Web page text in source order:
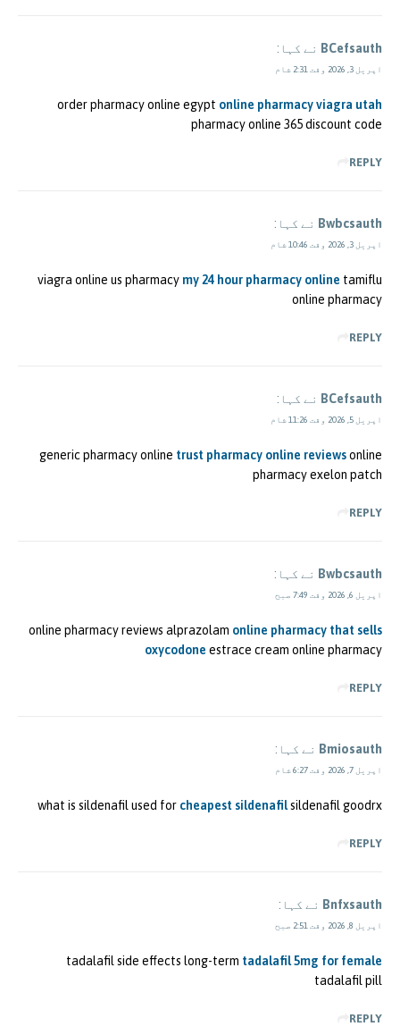
BCefsauth نے کہا:
اپریل 3, 2026 وقت 2:31 شام
order pharmacy online egypt online pharmacy viagra utah
pharmacy online 365 discount code
REPLY
Bwbcsauth نے کہا:
اپریل 3, 2026 وقت 10:46 شام
viagra online us pharmacy my 24 hour pharmacy online tamiflu
online pharmacy
REPLY
BCefsauth نے کہا:
اپریل 5, 2026 وقت 11:26 شام
generic pharmacy online trust pharmacy online reviewsonline
pharmacy exelon patch
REPLY
Bwbcsauth نے کہا:
اپریل 6, 2026 وقت 7:49 صبح
online pharmacy reviews alprazolam online pharmacy that sells
oxycodone estrace cream online pharmacy
REPLY
Bmiosauth نے کہا:
اپریل 7, 2026 وقت 6:27 شام
what is sildenafil used for cheapest sildenafilsildenafil goodrx
REPLY
Bnfxsauth نے کہا:
اپریل 8, 2026 وقت 2:51 صبح
tadalafil side effects long-term tadalafil 5mg for female
tadalafil pill
REPLY